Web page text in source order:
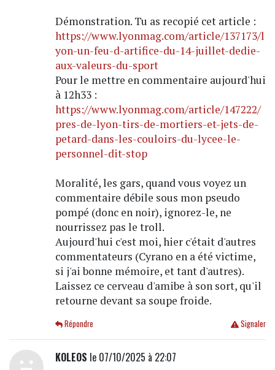
Démonstration. Tu as recopié cet article :
https://www.lyonmag.com/article/137173/l
yon-un-feu-d-artifice-du-14-juillet-dedie-
aux-valeurs-du-sport
Pour le mettre en commentaire aujourd'hui
à 12h33 :
https://www.lyonmag.com/article/147222/
pres-de-lyon-tirs-de-mortiers-et-jets-de-
petard-dans-les-couloirs-du-lycee-le-
personnel-dit-stop
Moralité, les gars, quand vous voyez un
commentaire débile sous mon pseudo
pompé (donc en noir), ignorez-le, ne
nourrissez pas le troll.
Aujourd'hui c'est moi, hier c'était d'autres
commentateurs (Cyrano en a été victime,
si j'ai bonne mémoire, et tant d'autres).
Laissez ce cerveau d'amibe à son sort, qu'il
retourne devant sa soupe froide.
Signaler
Répondre
KOLEOS le 07/10/2025 à 22:07